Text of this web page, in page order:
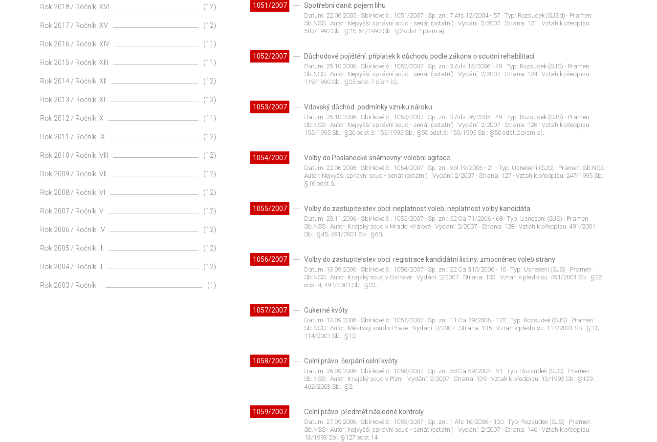
1051/2007 Spotřební daně: pojem lihu
Datum: 22.06.2005· Sbírkové č.: 1051/2007· Sp. zn.: 7 Afs 12/2004 - 57· Typ: Rozsudek (SJSd) · Pramen:
Sb.NSS· Autor: Nejvyšší správní soud - senát (ostatní) · Vydání: 2/2007· Strana: 121 · Vztah k předpisu:
587/1992 Sb.: §25; 61/1997 Sb.: §2 odst.1 písm.a);
1052/2007 Důchodové pojištění: příplatek k důchodu podle zákona o soudní rehabilitaci
Datum: 25.10.2006· Sbírkové č.: 1052/2007· Sp. zn.: 3 Ads 15/2006 - 49· Typ: Rozsudek (SJS) · Pramen:
Sb.NSS· Autor: Nejvyšší správní soud - senát (ostatní) · Vydání: 2/2007· Strana: 124· Vztah k předpisu:
119/1990 Sb.: §25 odst.7 písm.b);
1053/2007 Vdovský důchod: podmínky vzniku nároku
Datum: 25.10.2006· Sbírkové č.: 1053/2007· Sp. zn.: 3 Ads 76/2005 - 49· Typ: Rozsudek (SJS) · Pramen:
Sb.NSS· Autor: Nejvyšší správní soud - senát (ostatní) · Vydání: 2/2007· Strana: 126· Vztah k předpisu:
155/1995 Sb.: §20 odst.3; 155/1995 Sb.: §50 odst.3; 155/1995 Sb.: §50 odst.2 písm.a);
1054/2007 Volby do Poslanecké sněmovny: volební agitace
Datum: 22.06.2006· Sbírkové č.: 1054/2007· Sp. zn.: Vol 19/2006 - 21 · Typ: Usnesení (SJS) · Pramen: Sb.NSS·
Autor: Nejvyšší správní soud - senát (ostatní) · Vydání: 2/2007· Strana: 127· Vztah k předpisu: 247/1995 Sb.:
§16 odst.6;
1055/2007 Volby do zastupitelstev obcí: neplatnost voleb; neplatnost volby kandidáta
Datum: 20.11.2006· Sbírkové č.: 1055/2007· Sp. zn.: 52 Ca 71/2006 - 68· Typ: Usnesení (SJS) · Pramen:
Sb.NSS· Autor: Krajský soud v Hradci Králové· Vydání: 2/2007· Strana: 128· Vztah k předpisu: 491/2001
Sb.: §45; 491/2001 Sb.: §60;
1056/2007 Volby do zastupitelstev obcí: registrace kandidátní listiny; zmocněnec voleb.strany
Datum: 13.09.2006· Sbírkové č.: 1056/2007· Sp. zn.: 22 Ca 315/2006 - 10· Typ: Usnesení (SJS) · Pramen:
Sb.NSS· Autor: Krajský soud v Ostravě · Vydání: 2/2007· Strana: 133 · Vztah k předpisu: 491/2001 Sb.: §22
odst.4; 491/2001 Sb.: §23;
1057/2007 Cukerné kvóty
Datum: 13.09.2006· Sbírkové č.: 1057/2007· Sp. zn.: 11 Ca 79/2006 - 122· Typ: Rozsudek (SJS) · Pramen:
Sb.NSS· Autor: Městský soud v Praze· Vydání: 2/2007· Strana: 135· Vztah k předpisu: 114/2001 Sb.: §11;
114/2001 Sb.: §12;
1058/2007 Celní právo. čerpání celní kvóty
Datum: 26.09.2006· Sbírkové č.: 1058/2007· Sp. zn.: 58 Ca 59/2004 - 51 · Typ: Rozsudek (SJS) · Pramen:
Sb.NSS· Autor: Krajský soud v Plzni · Vydání: 2/2007· Strana: 139· Vztah k předpisu: 13/1993 Sb.: §129;
462/2003 Sb.: §2;
1059/2007 Celní právo: předmět následné kontroly
Datum: 27.09.2006· Sbírkové č.: 1059/2007· Sp. zn.: 1 Afs 16/2006 - 120· Typ: Rozsudek (SJS) · Pramen:
Sb.NSS· Autor: Nejvyšší správní soud - senát (ostatní) · Vydání: 2/2007· Strana: 146· Vztah k předpisu:
13/1993 Sb.: §127 odst.14;
Rok 2018 / Ročník: XVI (12)
Rok 2017 / Ročník: XV (12)
Rok 2016 / Ročník: XIV (11)
Rok 2015 / Ročník: XIII (11)
Rok 2014 / Ročník: XII (12)
Rok 2013 / Ročník: XI (12)
Rok 2012 / Ročník: X (11)
Rok 2011 / Ročník: IX (12)
Rok 2010 / Ročník: VIII (12)
Rok 2009 / Ročník: VII (12)
Rok 2008 / Ročník: VI (12)
Rok 2007 / Ročník: V (12)
Rok 2006 / Ročník: IV (12)
Rok 2005 / Ročník: III (12)
Rok 2004 / Ročník: II (12)
Rok 2003 / Ročník: I (1)